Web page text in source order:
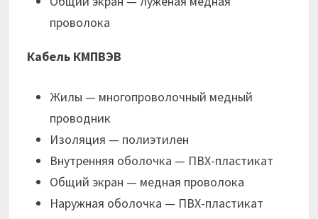
проволока
Кабель КМПВЭВ
Жилы — многопроволочный медный
проводник
Изоляция — полиэтилен
Внутренняя оболочка — ПВХ-пластикат
Общий экран — медная проволока
Наружная оболочка — ПВХ-пластикат